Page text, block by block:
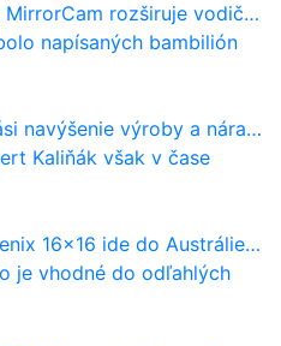
vodičovi výhľad a uberá autobusom odpor vzduchu
napísaných bambilión
výroby a nárast tržieb. Ktorí odberatelia sú kľúčoví?
Kaliňák však v čase
ide do Austrálie. Na čo bude slúžiť?
je vhodné do odľahlých